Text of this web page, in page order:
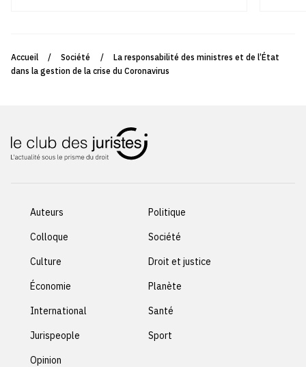
Accueil / Société /
La responsabilité des ministres et de l’État
dans la gestion de la crise du Coronavirus
Auteurs
Colloque
Culture
Économie
International
Jurispeople
Opinion
Politique
Société
Droit et justice
Planète
Santé
Sport